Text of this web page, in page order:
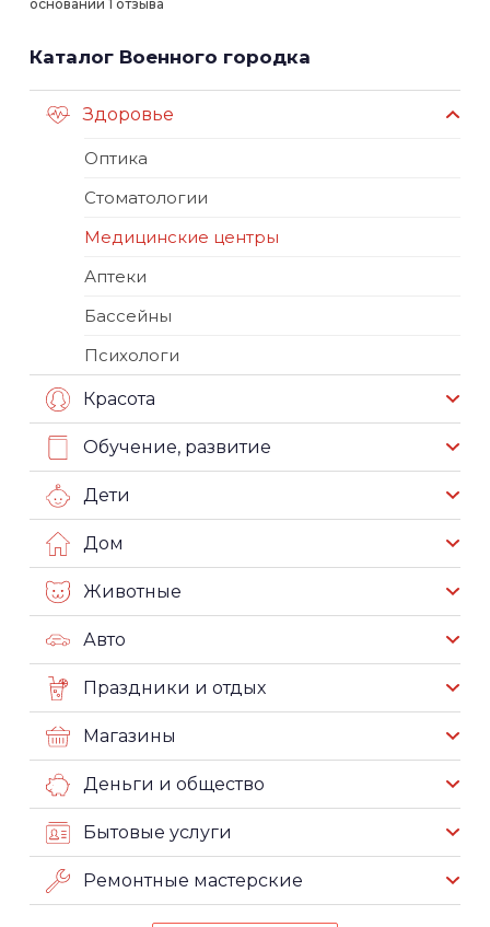
основании 1 отзыва
Каталог Военного городка
Здоровье
Оптика
Стоматологии
Медицинские центры
Аптеки
Бассейны
Психологи
Красота
Обучение, развитие
Дети
Дом
Животные
Авто
Праздники и отдых
Магазины
Деньги и общество
Бытовые услуги
Ремонтные мастерские